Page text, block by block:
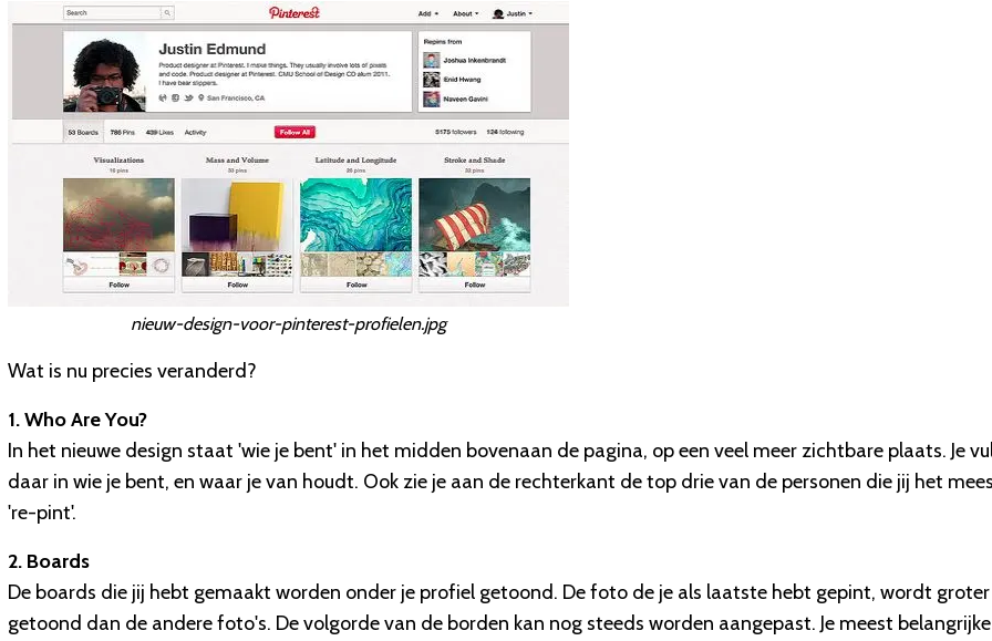
nieuw-design-voor-pinterest-profielen.jpg
Wat is nu precies veranderd?
1. Who Are You?
In het nieuwe design staat 'wie je bent' in het midden bovenaan de pagina, op een veel meer zichtbare plaats. Je
daar in wie je bent, en waar je van houdt. Ook zie je aan de rechterkant de top drie van de personen die jij het
're-pint'.
2. Boards
De boards die jij hebt gemaakt worden onder je profiel getoond. De foto de je als laatste hebt gepint, wordt groter
getoond dan de andere foto's. De volgorde van de borden kan nog steeds worden aangepast. Je meest belangrijke